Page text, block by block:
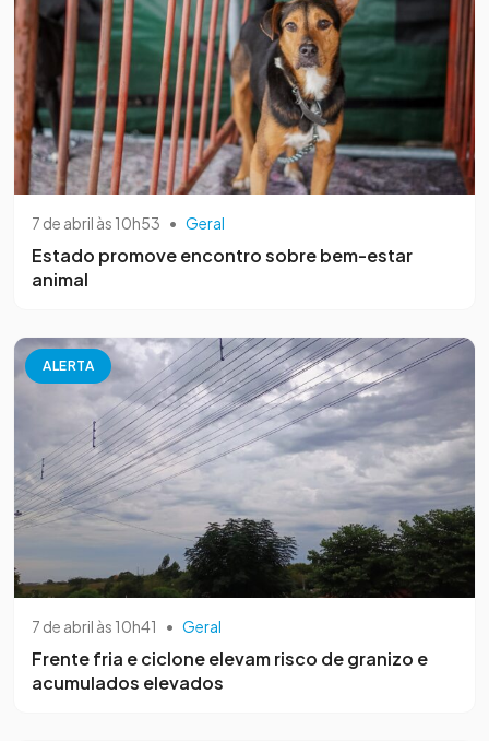
7 de abril às 10h53 • Geral
Estado promove encontro sobre bem-estar
animal
ALERTA
7 de abril às 10h41 • Geral
Frente fria e ciclone elevam risco de granizo e
acumulados elevados